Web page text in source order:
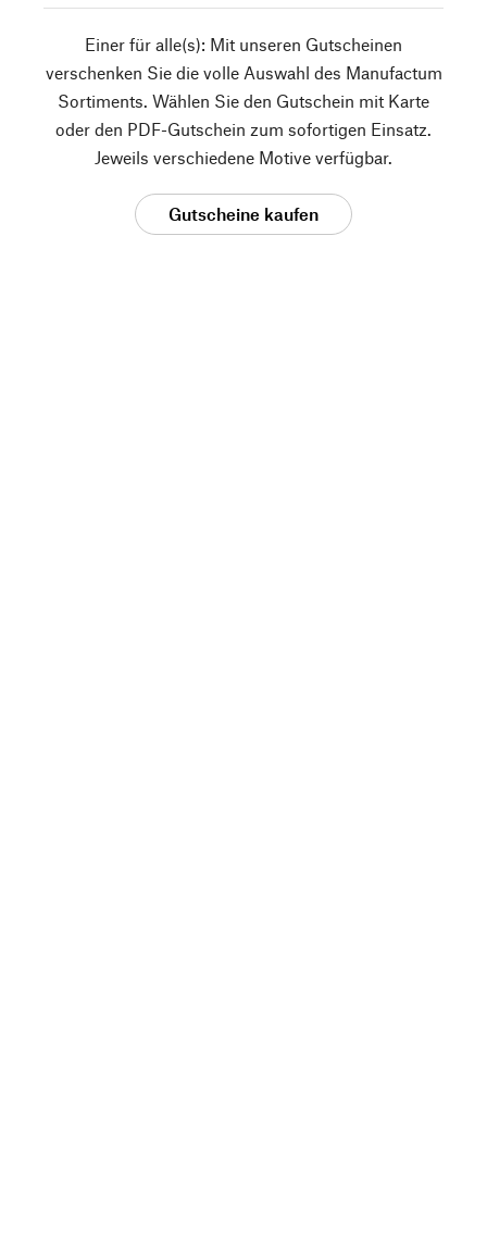
Einer für alle(s): Mit unseren Gutscheinen
verschenken Sie die volle Auswahl des Manufactum
Sortiments. Wählen Sie den Gutschein mit Karte
oder den PDF-Gutschein zum sofortigen Einsatz.
Jeweils verschiedene Motive verfügbar.
Gutscheine kaufen